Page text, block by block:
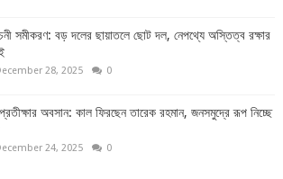
সমীকরণ: বড় দলের ছায়াতলে ছোট দল, নেপথ্যে অস্তিত্ব রক্ষার
28, 2025 0
প্রতীক্ষার অবসান: কাল ফিরছেন তারেক রহমান, জনসমুদ্রে রূপ নিচ্ছে
24, 2025 0